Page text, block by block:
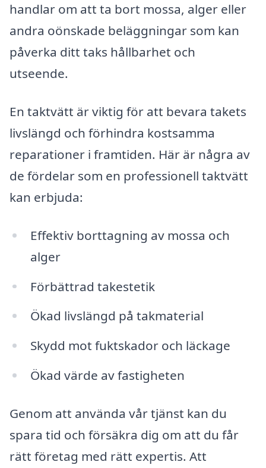
handlar om att ta bort mossa, alger eller
andra oönskade beläggningar som kan
påverka ditt taks hållbarhet och
utseende.
En taktvätt är viktig för att bevara takets
livslängd och förhindra kostsamma
reparationer i framtiden. Här är några av
de fördelar som en professionell taktvätt
kan erbjuda:
Effektiv borttagning av mossa och
alger
Förbättrad takestetik
Ökad livslängd på takmaterial
Skydd mot fuktskador och läckage
Ökad värde av fastigheten
Genom att använda vår tjänst kan du
spara tid och försäkra dig om att du får
rätt företag med rätt expertis. Att